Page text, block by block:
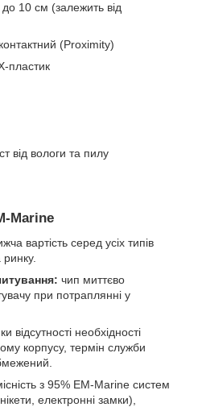
до 10 см (залежить від
(Proximity)
пластик
від вологи та пилу
Marine
вартість серед усіх типів
чип миттєво
при потраплянні у
відсутності необхідності
корпусу, термін служби
з 95% EM-Marine систем
електронні замки),